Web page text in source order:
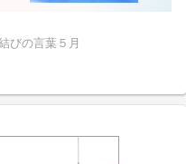
びの言葉５月